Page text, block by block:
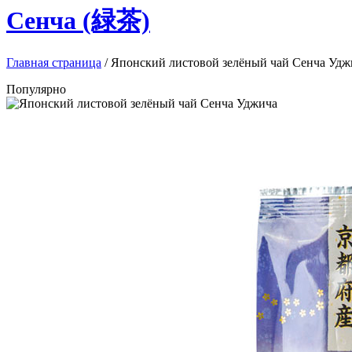
Сенча (緑茶)
Главная страница / Японский листовой зелёный чай Сенча
Популярно